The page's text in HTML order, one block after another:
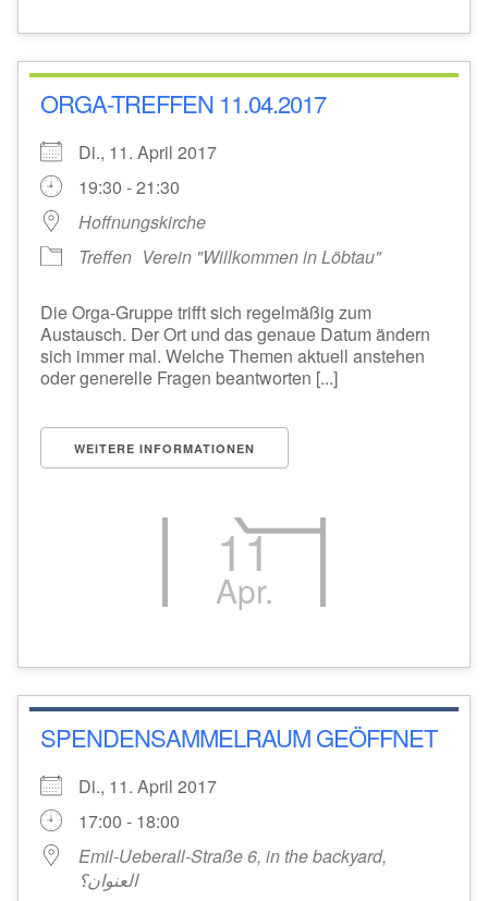
11
Apr.
ORGA-TREFFEN 11.04.2017
Di., 11. April 2017
19:30 - 21:30
Hoffnungskirche
Treffen Verein "Willkommen in Löbtau"
Die Orga-Gruppe trifft sich regelmäßig zum
Austausch. Der Ort und das genaue Datum ändern
sich immer mal. Welche Themen aktuell anstehen
oder generelle Fragen beantworten [...]
WEITERE INFORMATIONEN
SPENDENSAMMELRAUM GEÖFFNET
Di., 11. April 2017
17:00 - 18:00
Emil-Ueberall-Straße 6, in the backyard,
العنوان؟